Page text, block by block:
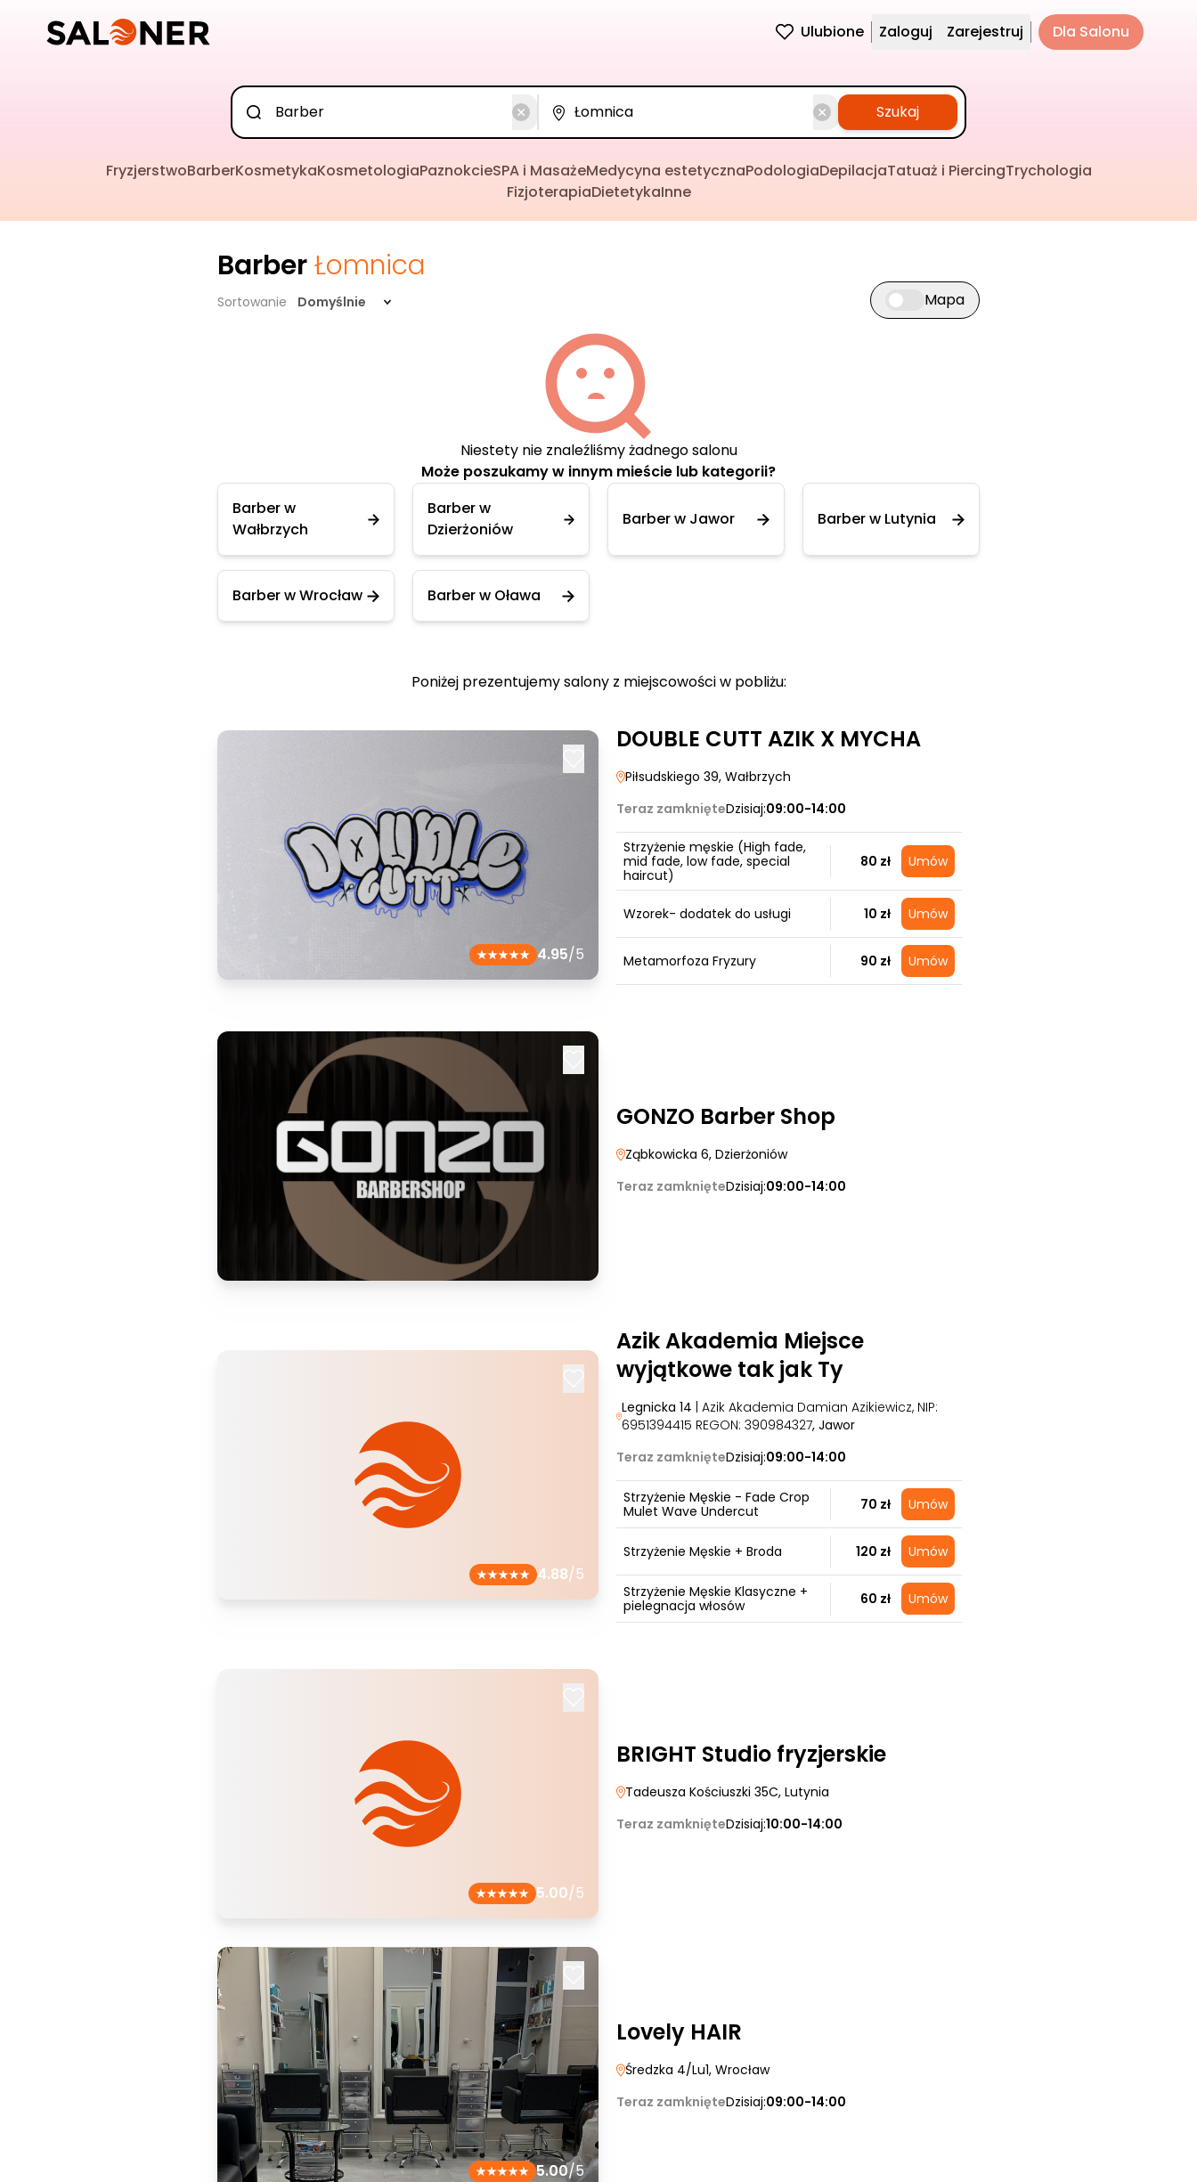
Ulubione Zaloguj Zarejestruj Dla Salonu
Szukaj
FryzjerstwoBarberKosmetykaKosmetologiaPaznokcieSPA i MasażeMedycyna estetycznaPodologiaDepilacjaTatuaż i PiercingTrychologia
FizjoterapiaDietetykaInne
BarberŁomnica
Sortowanie Domyślnie Przełącz widok mapy
Mapa
Niestety nie znaleźliśmy żadnego salonu
Może poszukamy w innym mieście lub kategorii?
Barber w
Wałbrzych
Barber w
Dzierżoniów
Barber w Jawor Barber w Lutynia
Barber w Wrocław Barber w Oława
Poniżej prezentujemy salony z miejscowości w pobliżu:
4.95/5
DOUBLE CUTT AZIK X MYCHA
Piłsudskiego 39, Wałbrzych
Teraz zamknięteDzisiaj:09:00-14:00
Strzyżenie męskie (High fade,
mid fade, low fade, special
haircut)
80 zł Umów
Wzorek- dodatek do usługi 10 zł Umów
Metamorfoza Fryzury 90 zł Umów
GONZO Barber Shop
Ząbkowicka 6, Dzierżoniów
Teraz zamknięteDzisiaj:09:00-14:00
4.88/5
Azik Akademia Miejsce
wyjątkowe tak jak Ty
Legnicka 14 | Azik Akademia Damian Azikiewicz, NIP:
6951394415 REGON: 390984327, Jawor
Teraz zamknięteDzisiaj:09:00-14:00
Strzyżenie Męskie - Fade Crop
Mulet Wave Undercut
70 zł Umów
Strzyżenie Męskie + Broda 120 zł Umów
Strzyżenie Męskie Klasyczne +
pielegnacja włosów
60 zł Umów
5.00/5
BRIGHT Studio fryzjerskie
Tadeusza Kościuszki 35C, Lutynia
Teraz zamknięteDzisiaj:10:00-14:00
5.00/5
Lovely HAIR
Średzka 4/Lu1, Wrocław
Teraz zamknięteDzisiaj:09:00-14:00